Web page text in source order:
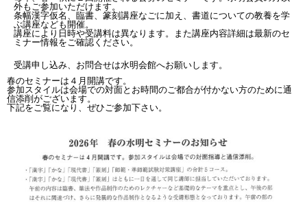
外もご参加いただけます。
条幅漢字仮名、臨書、篆刻講座なごに加え、書道についての教養を学
ぶ講座なども開催。
講座により日時や受講料は異なります。また講座内容詳細は最新のセ
ミナー情報をご確認ください。
受講申し込み、お問合せは水明会館へお願いします。
春のセミナーは４月開講です。
参加スタイルは会場での対面とお時間のご都合が付かない方のために通
信添削がございます。
下記をご覧になり、ぜひご参加下さい。